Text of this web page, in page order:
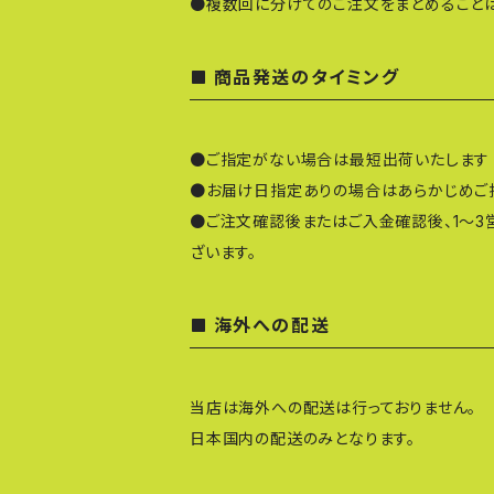
●複数回に分けてのご注文をまとめること
商品発送のタイミング
●ご指定がない場合は最短出荷いたします
●お届け日指定ありの場合はあらかじめご
●ご注文確認後またはご入金確認後、1～3
ざいます。
海外への配送
当店は海外への配送は行っておりません。
日本国内の配送のみとなります。